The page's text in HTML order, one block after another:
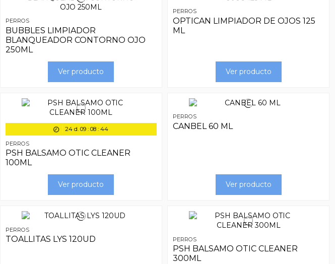
PERROS
BUBBLES LIMPIADOR
BLANQUEADOR CONTORNO OJO
250ML
Ver producto
PERROS
OPTICAN LIMPIADOR DE OJOS 125
ML
Ver producto
24d. 09: 08: 44
PERROS
PSH BALSAMO OTIC CLEANER
100ML
Ver producto
PERROS
CANBEL 60 ML
Ver producto
PERROS
TOALLITAS LYS 120UD PERROS
PSH BALSAMO OTIC CLEANER
300ML